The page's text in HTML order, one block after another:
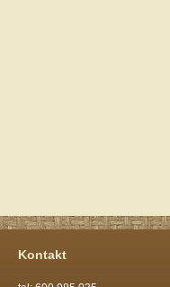
Kontakt